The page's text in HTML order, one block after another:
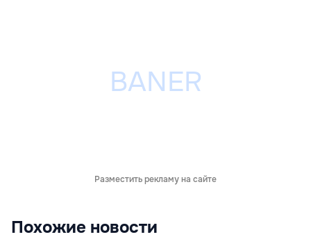
Разместить рекламу на сайте
Похожие новости